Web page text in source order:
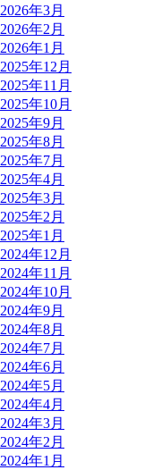
2026年3月
2026年2月
2026年1月
2025年12月
2025年11月
2025年10月
2025年9月
2025年8月
2025年7月
2025年4月
2025年3月
2025年2月
2025年1月
2024年12月
2024年11月
2024年10月
2024年9月
2024年8月
2024年7月
2024年6月
2024年5月
2024年4月
2024年3月
2024年2月
2024年1月